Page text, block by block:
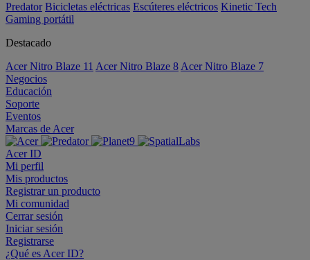
Predator Bicicletas eléctricas Escúteres eléctricos Kinetic Tech
Gaming portátil
Destacado
Acer Nitro Blaze 11 Acer Nitro Blaze 8 Acer Nitro Blaze 7
Negocios
Educación
Soporte
Eventos
Marcas de Acer
Acer ID
Mi perfil
Mis productos
Registrar un producto
Mi comunidad
Cerrar sesión
Iniciar sesión
Registrarse
¿Qué es Acer ID?